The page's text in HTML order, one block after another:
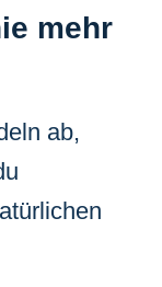
mehr
ab,